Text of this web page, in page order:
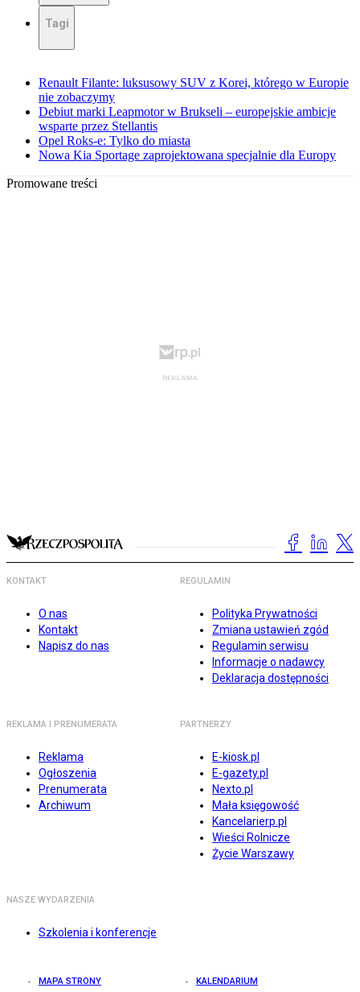
Tagi
Renault Filante: luksusowy SUV z Korei, którego w Europie
nie zobaczymy
Debiut marki Leapmotor w Brukseli – europejskie ambicje
wsparte przez Stellantis
Opel Roks-e: Tylko do miasta
Nowa Kia Sportage zaprojektowana specjalnie dla Europy
Promowane treści
KONTAKT
O nas
Kontakt
Napisz do nas
REGULAMIN
Polityka Prywatności
Zmiana ustawień zgód
Regulamin serwisu
Informacje o nadawcy
Deklaracja dostępności
REKLAMA I PRENUMERATA
Reklama
Ogłoszenia
Prenumerata
Archiwum
PARTNERZY
E-kiosk.pl
E-gazety.pl
Nexto.pl
Mała księgowość
Kancelarierp.pl
Wieści Rolnicze
Życie Warszawy
NASZE WYDARZENIA
Szkolenia i konferencje
MAPA STRONY KALENDARIUM